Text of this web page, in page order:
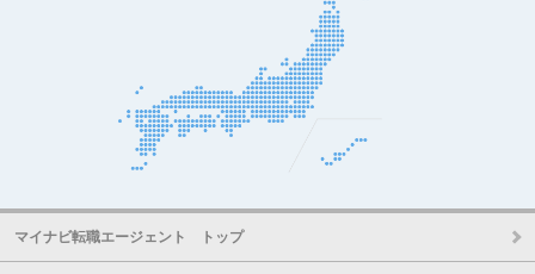
マイナビ転職エージェント トップ